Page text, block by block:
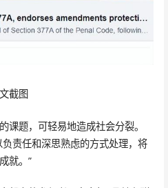
截图
课题，可轻易地造成社会分裂。
责任和深思熟虑的方式处理，将
就。”